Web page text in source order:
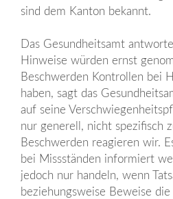
sind dem Kanton bekannt.
Das Gesundheitsamt
Hinweise würden ernst
Beschwerden Kontrollen bei
haben, sagt das
auf seine
nur generell, nicht spezifisch
Beschwerden reagieren wir.
bei Missständen informiert
jedoch nur handeln, wenn
beziehungsweise Beweise